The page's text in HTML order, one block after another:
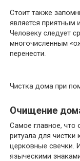
Стоит также
является приятным
Человеку следует
многочисленным
перенести.
Чистка дома при
Очищение
Самое главное, что
ритуала для чистки
церковные свечки.
языческими